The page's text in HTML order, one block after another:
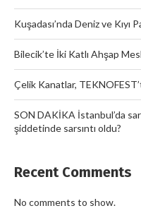
Kuşadası’nda Deniz ve Kıyı
Bilecik’te İki Katlı Ahşap
Çelik Kanatlar,
SON DAKİKA İstanbul’da
şiddetinde sarsıntı oldu?
Recent Comments
No comments to show.